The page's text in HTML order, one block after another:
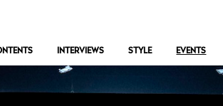
INTERVIEWS STYLE EVENTS